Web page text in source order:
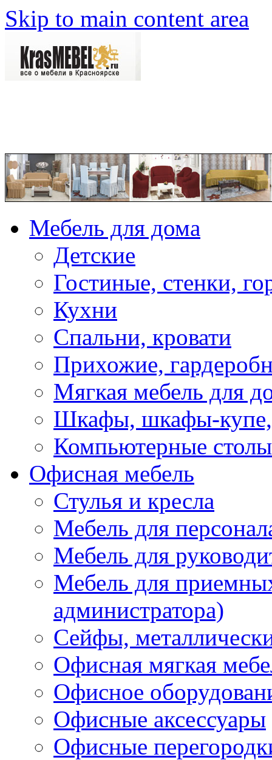
Skip to main content area
Мебель для дома
Детские
Гостиные, стенки,
Кухни
Спальни, кровати
Прихожие,
Мягкая мебель для
Шкафы, шкафы-купе,
Компьютерные столы
Офисная мебель
Стулья и кресла
Мебель для
Мебель для
Мебель для
администратора)
Сейфы,
Офисная мягкая
Офисное
Офисные аксессуары
Офисные